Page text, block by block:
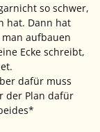
so schwer,
hat. Dann hat
aufbauen
Ecke schreibt,
dafür muss
der Plan dafür